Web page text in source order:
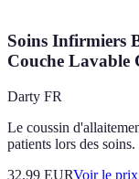
Soins Infirmiers
Couche Lavable
Darty FR
Le coussin
patients lors des soins.
32.99 EURVoir le prix